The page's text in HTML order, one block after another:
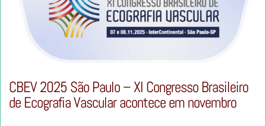
CBEV 2025 São Paulo – XI Congresso Brasileiro
de Ecografia Vascular acontece em novembro